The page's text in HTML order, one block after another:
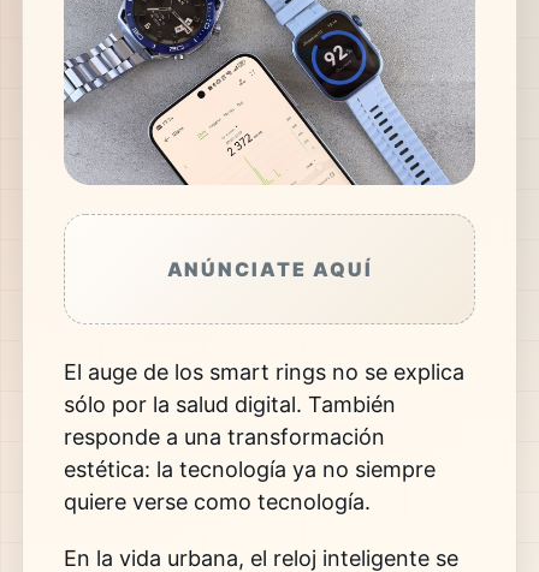
ANÚNCIATE AQUÍ
El auge de los smart rings no se explica
sólo por la salud digital. También
responde a una transformación
estética: la tecnología ya no siempre
quiere verse como tecnología.
En la vida urbana, el reloj inteligente se